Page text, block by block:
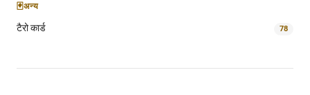
🃏अन्य
टैरो कार्ड 78